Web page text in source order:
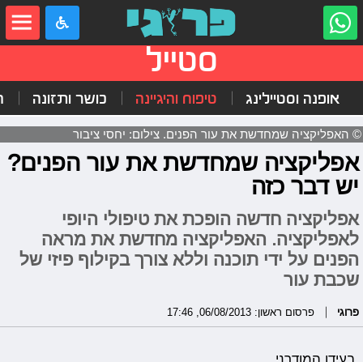
סטייל
אופנה וסטיילינג טיפוח והיגיינה כושר ותזונה
© האפליקציה שמחדשת את עור הפנים. צילום: יחסי ציבור
אפליקציה שמחדשת את עור הפנים?
יש דבר כזה
אפליקציה חדשה הופכת את טיפולי היופי
לאפליקציה. האפליקציה מחדשת את מראה
הפנים על ידי תוכנה וללא צורך בקילוף פיזי של
שכבת עור
פרוגי פרסום ראשון: 06/08/2013, 17:46
בעידן המודרני